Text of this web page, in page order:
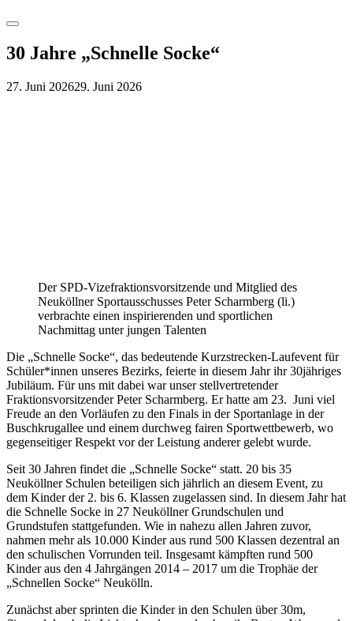
Menu
30 Jahre „Schnelle Socke“
27. Juni 202629. Juni 2026
Der SPD-Vizefraktionsvorsitzende und Mitglied des
Neuköllner Sportausschusses Peter Scharmberg (li.)
verbrachte einen inspirierenden und sportlichen
Nachmittag unter jungen Talenten
Die „Schnelle Socke“, das bedeutende Kurzstrecken-Laufevent für
Schüler*innen unseres Bezirks, feierte in diesem Jahr ihr 30jähriges
Jubiläum. Für uns mit dabei war unser stellvertretender
Fraktionsvorsitzender Peter Scharmberg. Er hatte am 23. Juni viel
Freude an den Vorläufen zu den Finals in der Sportanlage in der
Buschkrugallee und einem durchweg fairen Sportwettbewerb, wo
gegenseitiger Respekt vor der Leistung anderer gelebt wurde.
Seit 30 Jahren findet die „Schnelle Socke“ statt. 20 bis 35
Neuköllner Schulen beteiligen sich jährlich an diesem Event, zu
dem Kinder der 2. bis 6. Klassen zugelassen sind. In diesem Jahr hat
die Schnelle Socke in 27 Neuköllner Grundschulen und
Grundstufen stattgefunden. Wie in nahezu allen Jahren zuvor,
nahmen mehr als 10.000 Kinder aus rund 500 Klassen dezentral an
den schulischen Vorrunden teil. Insgesamt kämpften rund 500
Kinder aus den 4 Jahrgängen 2014 – 2017 um die Trophäe der
„Schnellen Socke“ Neukölln.
Zunächst aber sprinten die Kinder in den Schulen über 30m,